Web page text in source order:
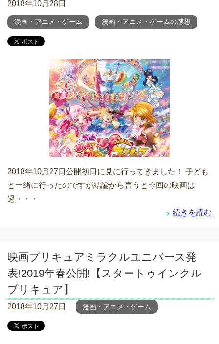
2018年10月28日
漫画・アニメ・ゲーム 漫画・アニメ・ゲームの感想
2018年10月27日公開初日に見に行ってきました！ 子ども
と一緒に行ったのですが結論から言うと今回の映画は
過・・・
続きを読む
映画プリキュアミラクルユニバース発
表!2019年春公開!【スタートゥインクル
プリキュア】
2018年10月27日 漫画・アニメ・ゲーム